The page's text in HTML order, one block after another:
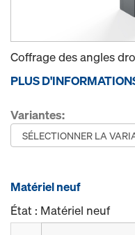
Coffrage des angles
PLUS
Variantes:
Matériel neuf
État : Matériel neuf